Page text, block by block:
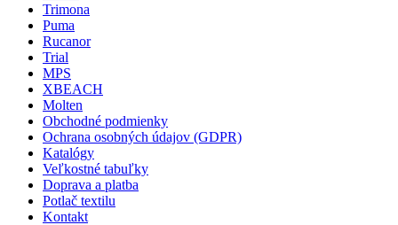
Trimona
Puma
Rucanor
Trial
MPS
XBEACH
Molten
Obchodné podmienky
Ochrana osobných údajov (GDPR)
Katalógy
Veľkostné tabuľky
Doprava a platba
Potlač textilu
Kontakt